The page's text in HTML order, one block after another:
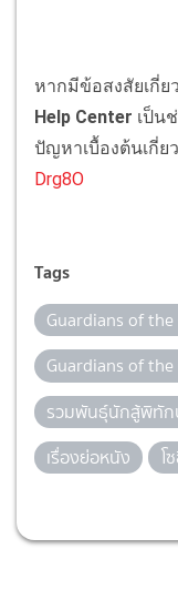
หากมีข้อสงสัยเกี่ย
Help Center เป็น
ปัญหาเบื้องต้นเกี่ย
Drg8O
Tags
Guardians of the
Guardians of
รวมพันธุ์นักสู้พิทัก
เรื่องย่อหนัง
โ